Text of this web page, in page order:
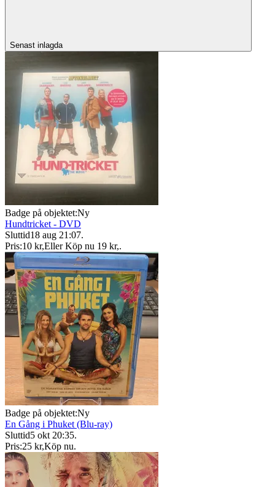
Senast inlagda
Badge på objektet:Ny
Hundtricket - DVD
Sluttid18 aug 21:07.
Pris:10 kr,Eller Köp nu 19 kr,.
Badge på objektet:Ny
En Gång i Phuket (Blu-ray)
Sluttid5 okt 20:35.
Pris:25 kr,Köp nu.